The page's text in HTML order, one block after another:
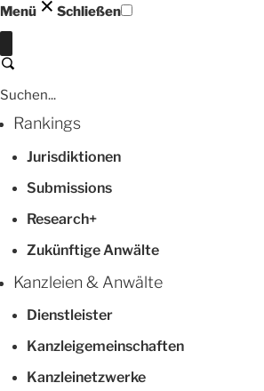
Menü Schließen
Suchen
Rankings
Jurisdiktionen
Submissions
Research+
Zukünftige Anwälte
Kanzleien & Anwälte
Dienstleister
Kanzleigemeinschaften
Kanzleinetzwerke